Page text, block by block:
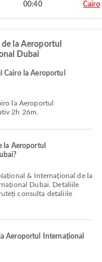
00:40 Cairo
la Aeroportul
Dubai
la Aeroportul
2h 26m.
la Aeroportul
Dubai. Detaliile
consulta detaliile
Aeroportul Internațional